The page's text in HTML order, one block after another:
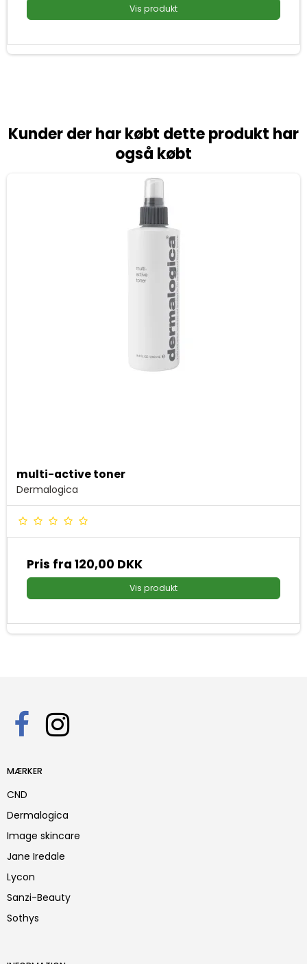
Vis produkt
Kunder der har købt dette produkt har
også købt
multi-active toner
Dermalogica
Pris fra 120,00 DKK
Vis produkt
MÆRKER
CND
Dermalogica
Image skincare
Jane Iredale
Lycon
Sanzi-Beauty
Sothys